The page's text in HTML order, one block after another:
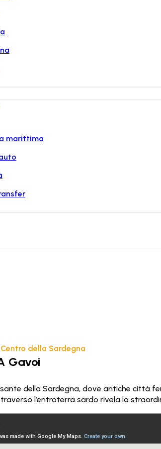
marittima
della Sardegna
Gavoi
della Sardegna, dove antiche città
l’entroterra sardo rivela la